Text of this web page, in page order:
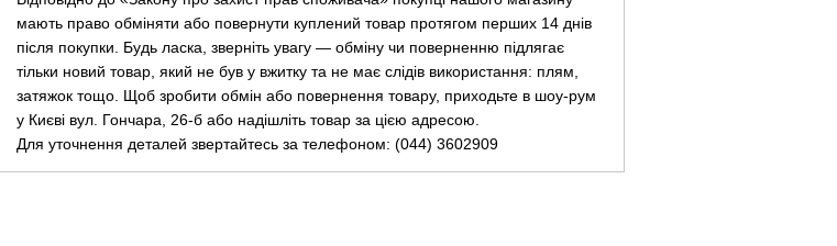
мають право обміняти або повернути куплений товар протягом перших 14 днів
після покупки. Будь ласка, зверніть увагу — обміну чи поверненню підлягає
тільки новий товар, який не був у вжитку та не має слідів використання: плям,
затяжок тощо. Щоб зробити обмін або повернення товару, приходьте в шоу-рум
у Києві вул. Гончара, 26-б або надішліть товар за цією адресою.
Для уточнення деталей звертайтесь за телефоном: (044) 3602909